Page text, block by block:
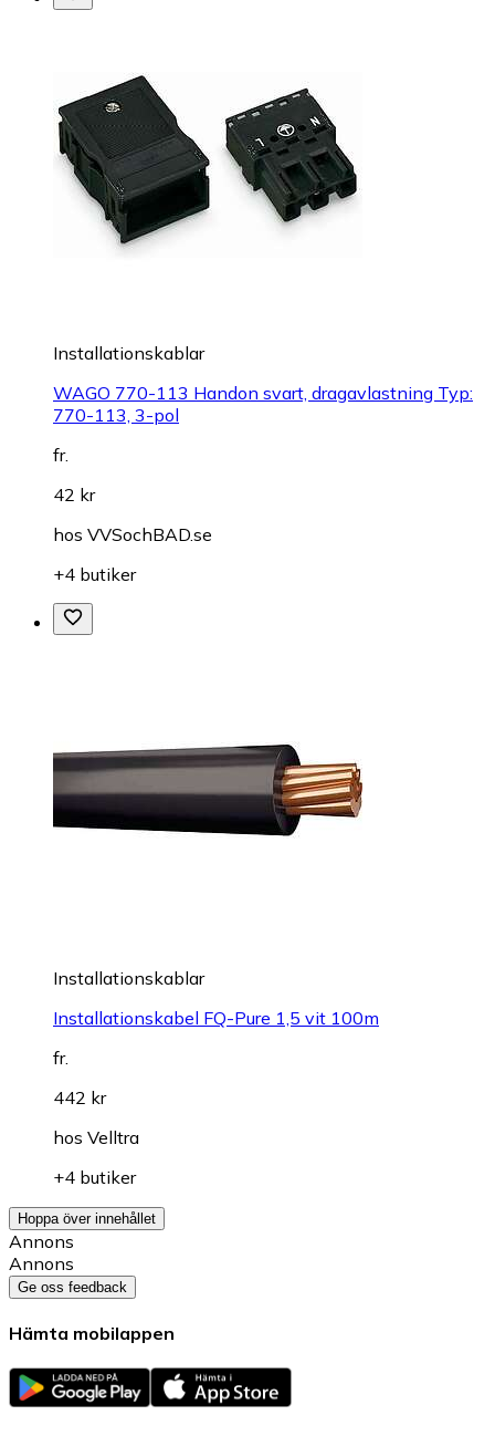
Installationskablar
WAGO 770-113 Handon svart, dragavlastning Typ:
770-113, 3-pol
fr.
42 kr
hos VVSochBAD.se
+4 butiker
Installationskablar
Installationskabel FQ-Pure 1,5 vit 100m
fr.
442 kr
hos Velltra
+4 butiker
Hoppa över innehållet
Annons
Annons
Ge oss feedback
Hämta mobilappen